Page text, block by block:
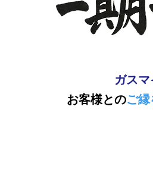
ガス
お客様とのご縁